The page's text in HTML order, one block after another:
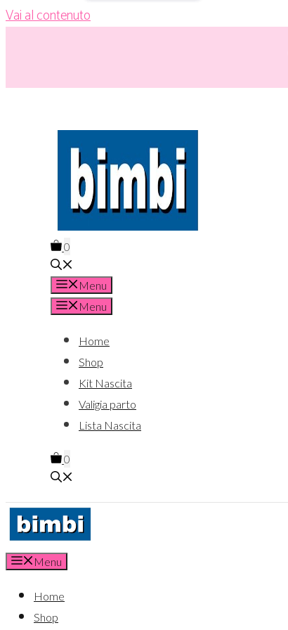
Vai al contenuto
0
Menu
Menu
Home
Shop
Kit Nascita
Valigia parto
Lista Nascita
0
Menu
Home
Shop